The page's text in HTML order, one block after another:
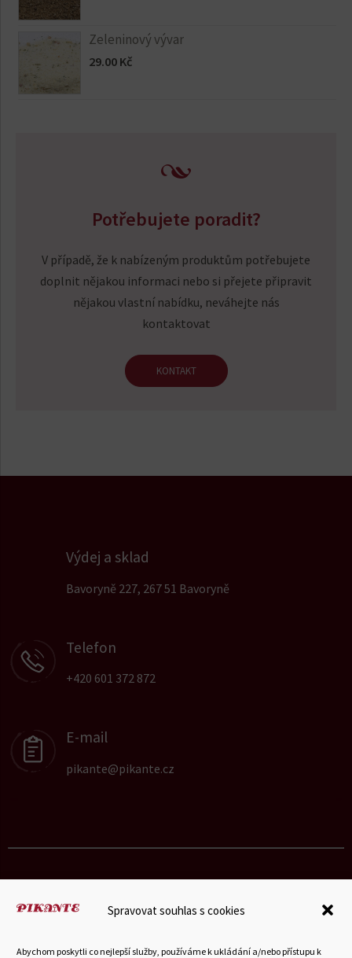
Spravovat souhlas s cookies
Abychom poskytli co nejlepší služby, používáme k ukládání a/nebo přístupu k
Zeleninový vývar
29.00 Kč
Potřebujete poradit?
V případě, že k nabízeným produktům potřebujete
doplnit nějakou informaci nebo si přejete připravit
nějakou vlastní nabídku, neváhejte nás
kontaktovat
KONTAKT
Výdej a sklad
Bavoryně 227, 267 51 Bavoryně
Telefon
+420 601 372 872
E-mail
pikante@pikante.cz